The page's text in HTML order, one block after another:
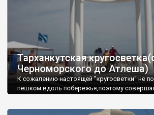
Тарханкутская
Черноморского до Атлеша)
К сожалению настоящей "кругосветки" не
пешком вдоль побережья,поэтому